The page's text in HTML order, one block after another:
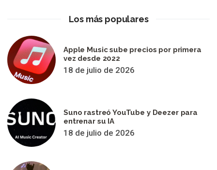
Los más populares
Apple Music sube precios por primera
vez desde 2022
18 de julio de 2026
Suno rastreó YouTube y Deezer para
entrenar su IA
18 de julio de 2026